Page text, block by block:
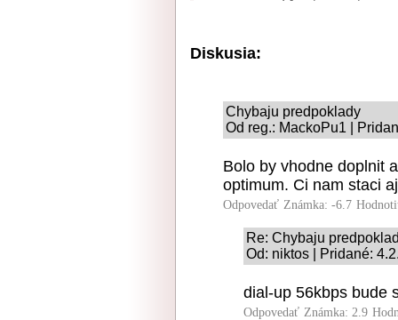
Diskusia:
Chybaju predpoklady
Od reg.: MackoPu1 |
Bolo by vhodne doplnit
optimum. Ci nam staci
Odpovedať Známka: -6.7
Re: Chybaju
Od: niktos | Pridané:
dial-up 56kbps bude
Odpovedať Známka: 2.9